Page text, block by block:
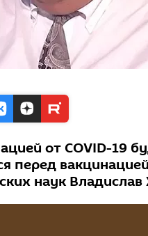
от COVID-19
перед
наук